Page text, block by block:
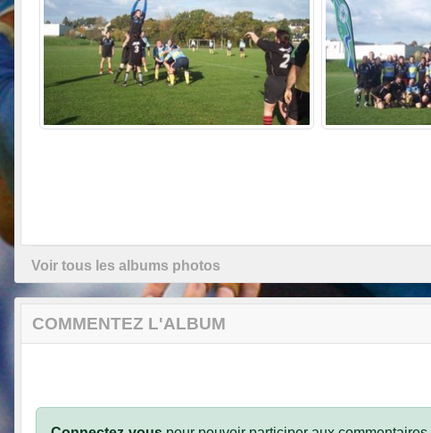
Voir tous les albums photos
COMMENTEZ L'ALBUM